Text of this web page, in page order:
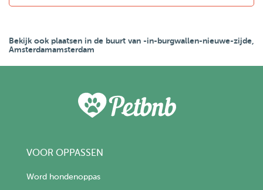
Bekijk ook plaatsen in de buurt van -in-burgwallen-nieuwe-zijde,
Amsterdamamsterdam
VOOR OPPASSEN
Word hondenoppas